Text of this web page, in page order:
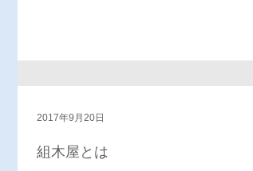
組木屋とは
2017年9月20日